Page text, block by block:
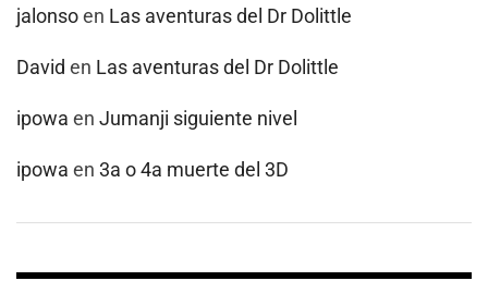
jalonsoen Las aventuras del Dr Dolittle
David en Las aventuras del Dr Dolittle
ipowa en Jumanji siguiente nivel
ipowa en 3a o 4a muerte del 3D